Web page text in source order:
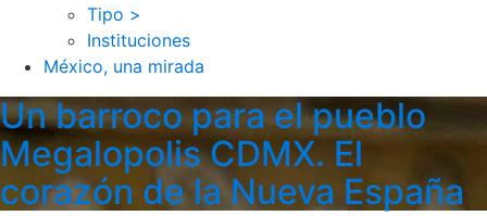
Tipo >
Instituciones
México, una mirada
Un barroco para el pueblo
Megalopolis CDMX. El
corazón de la Nueva España